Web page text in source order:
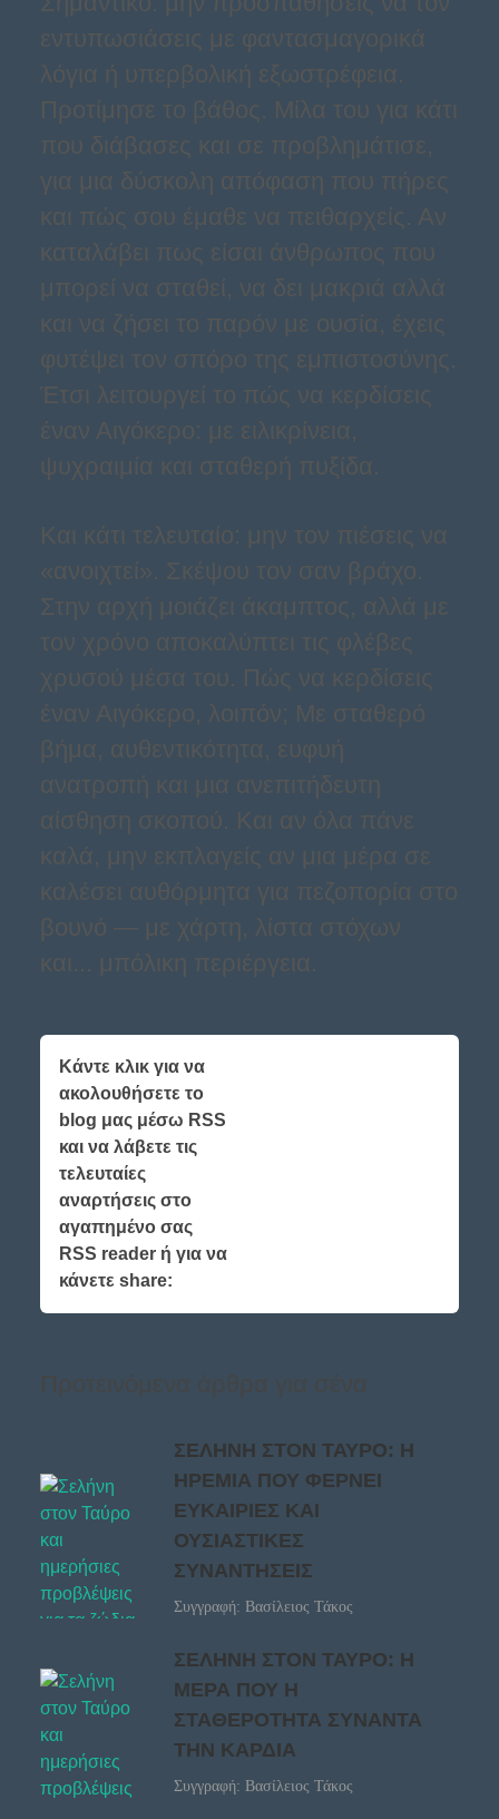
εντυπωσιάσεις με φαντασμαγορικά
λόγια ή υπερβολική εξωστρέφεια.
Προτίμησε το βάθος. Μίλα του για κάτι
που διάβασες και σε προβλημάτισε,
για μια δύσκολη απόφαση που πήρες
και πώς σου έμαθε να πειθαρχείς. Αν
καταλάβει πως είσαι άνθρωπος που
μπορεί να σταθεί, να δει μακριά αλλά
και να ζήσει το παρόν με ουσία, έχεις
φυτέψει τον σπόρο της εμπιστοσύνης.
Έτσι λειτουργεί το πώς να κερδίσεις
έναν Αιγόκερο: με ειλικρίνεια,
ψυχραιμία και σταθερή πυξίδα.
Και κάτι τελευταίο: μην τον πιέσεις να
«ανοιχτεί». Σκέψου τον σαν βράχο.
Στην αρχή μοιάζει άκαμπτος, αλλά με
τον χρόνο αποκαλύπτει τις φλέβες
χρυσού μέσα του. Πώς να κερδίσεις
έναν Αιγόκερο, λοιπόν; Με σταθερό
βήμα, αυθεντικότητα, ευφυή
ανατροπή και μια ανεπιτήδευτη
αίσθηση σκοπού. Και αν όλα πάνε
καλά, μην εκπλαγείς αν μια μέρα σε
καλέσει αυθόρμητα για πεζοπορία στο
βουνό — με χάρτη, λίστα στόχων
και... μπόλικη περιέργεια.
Κάντε κλικ για να
ακολουθήσετε το
blog μας μέσω RSS
και να λάβετε τις
τελευταίες
αναρτήσεις στο
αγαπημένο σας
RSS reader ή για να
κάνετε share:
ΣΕΛΗΝΗ ΣΤΟΝ ΤΑΥΡΟ: Η
ΗΡΕΜΙΑ ΠΟΥ ΦΕΡΝΕΙ
ΕΥΚΑΙΡΙΕΣ ΚΑΙ
ΟΥΣΙΑΣΤΙΚΕΣ
ΣΥΝΑΝΤΗΣΕΙΣ
Συγγραφή: Βασίλειος Τάκος
ΣΕΛΗΝΗ ΣΤΟΝ ΤΑΥΡΟ: Η
ΜΕΡΑ ΠΟΥ Η
ΣΤΑΘΕΡΟΤΗΤΑ ΣΥΝΑΝΤΑ
ΤΗΝ ΚΑΡΔΙΑ
Συγγραφή: Βασίλειος Τάκος